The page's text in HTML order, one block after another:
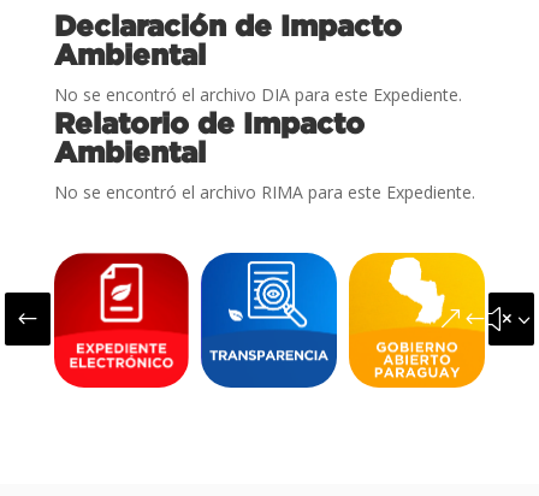
Declaración de Impacto
Ambiental
No se encontró el archivo DIA para este Expediente.
Relatorio de Impacto
Ambiental
No se encontró el archivo RIMA para este Expediente.
#